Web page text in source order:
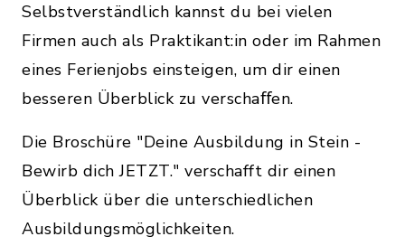
Selbstverständlich kannst du bei vielen
Firmen auch als Praktikant:in oder im Rahmen
eines Ferienjobs einsteigen, um dir einen
besseren Überblick zu verschaﬀen.
Die Broschüre "Deine Ausbildung in Stein -
Bewirb dich JETZT." verschafft dir einen
Überblick über die unterschiedlichen
Ausbildungsmöglichkeiten.